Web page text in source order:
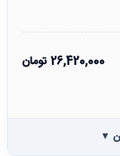
26,420,000تومان
▼